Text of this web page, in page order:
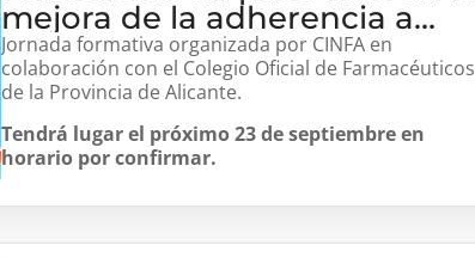
mejora de la adherencia a
través del SPD
Jornada formativa organizada por CINFA en
colaboración con el Colegio Oficial de Farmacéuticos
de la Provincia de Alicante.
Tendrá lugar el próximo 23 de septiembre en
horario por confirmar.